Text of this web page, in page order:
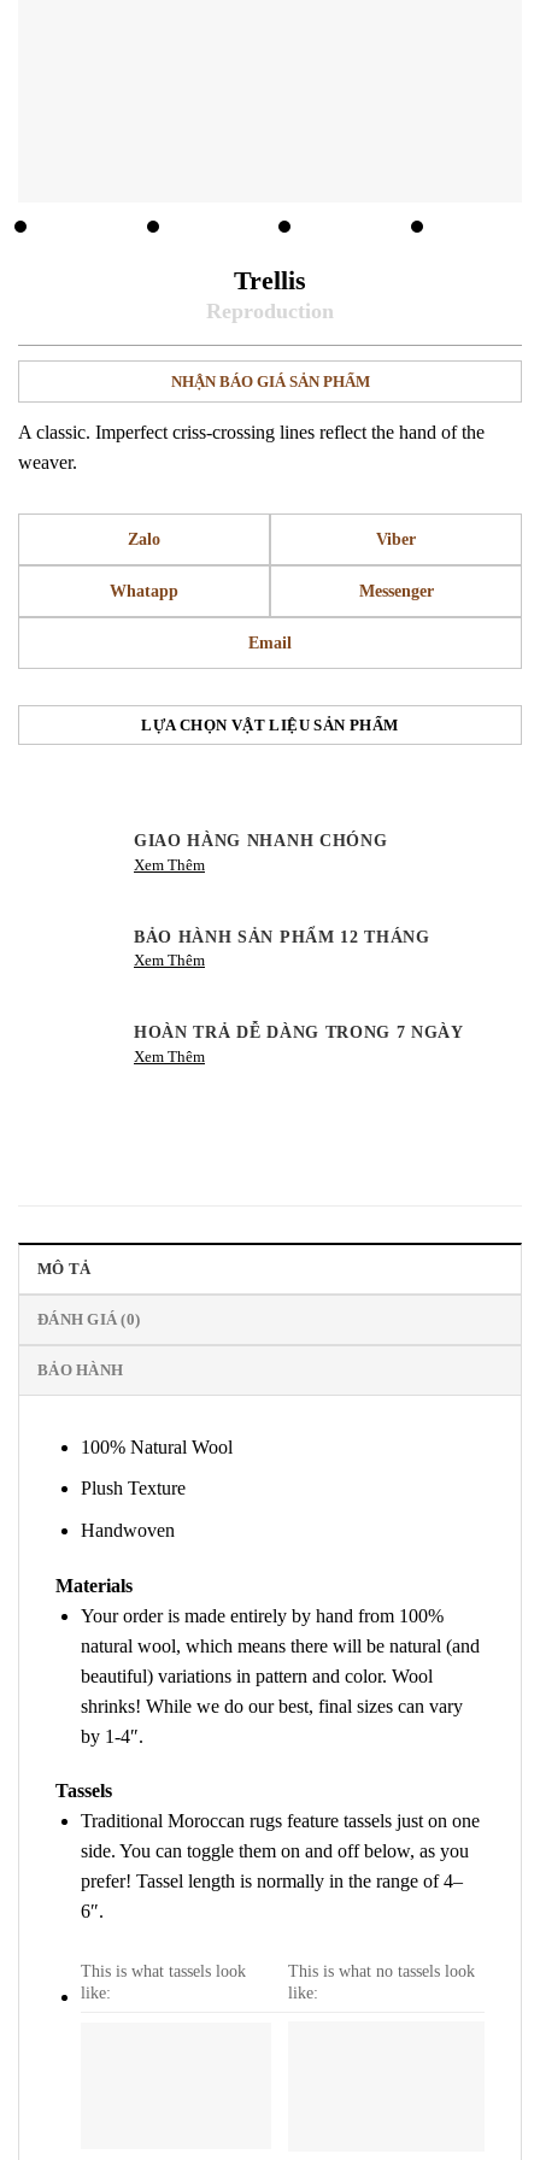
Trellis
NHẬN BÁO GIÁ SẢN PHẨM
A classic. Imperfect criss-crossing lines reflect the hand of the
weaver.
Zalo Viber
Whatapp Messenger
Email
LỰA CHỌN VẬT LIỆU SẢN PHẨM
GIAO HÀNG NHANH CHÓNG
Xem Thêm
BẢO HÀNH SẢN PHẨM 12 THÁNG
Xem Thêm
HOÀN TRẢ DỄ DÀNG TRONG 7 NGÀY
Xem Thêm
MÔ TẢ
ĐÁNH GIÁ (0)
BẢO HÀNH
100% Natural Wool
Plush Texture
Handwoven
Materials
Your order is made entirely by hand from 100%
natural wool, which means there will be natural (and
beautiful) variations in pattern and color. Wool
shrinks! While we do our best, final sizes can vary
by 1-4″.
Tassels
Traditional Moroccan rugs feature tassels just on one
side. You can toggle them on and off below, as you
prefer! Tassel length is normally in the range of 4–
6″.
This is what tassels look
like:
This is what no tassels look
like: